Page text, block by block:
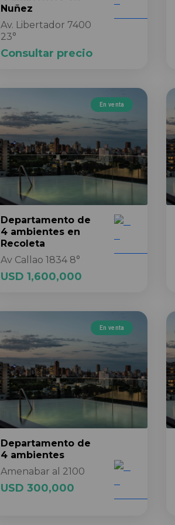
Nuñez
Av. Libertador 7400
23°
Consultar precio
En venta
Departamento de
4 ambientes en
Recoleta
Av Callao 1834 8°
USD 1,600,000
En venta
Departamento de
4 ambientes
Amenabar al 2100
USD 300,000